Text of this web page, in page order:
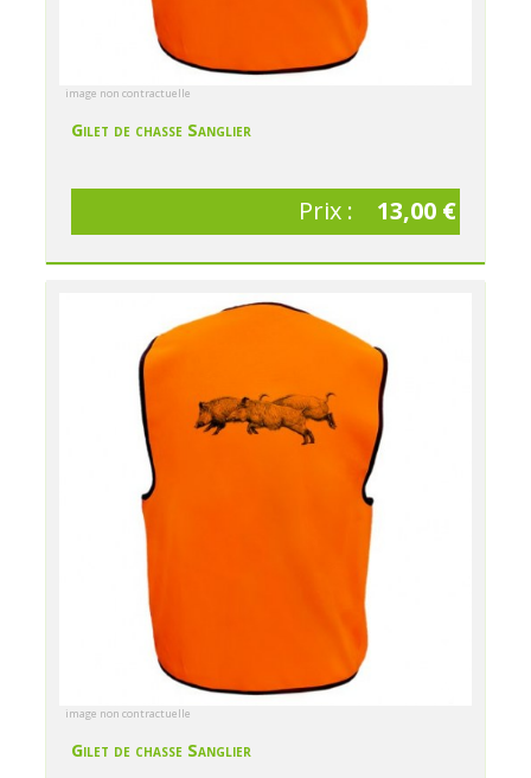
image non contractuelle
Gilet de chasse Sanglier
Prix : 13,00 €
image non contractuelle
Gilet de chasse Sanglier